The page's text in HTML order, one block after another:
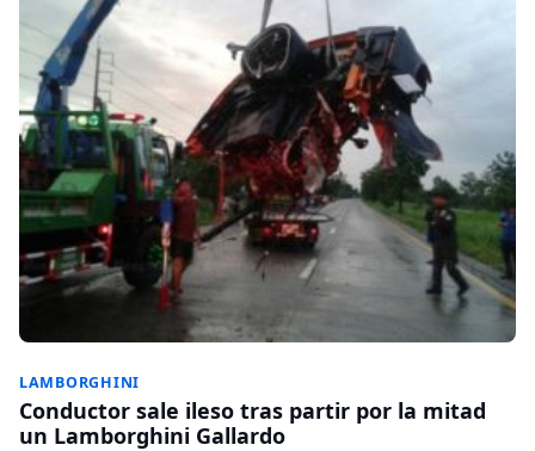
LAMBORGHINI
Conductor sale ileso tras partir por la mitad
un Lamborghini Gallardo